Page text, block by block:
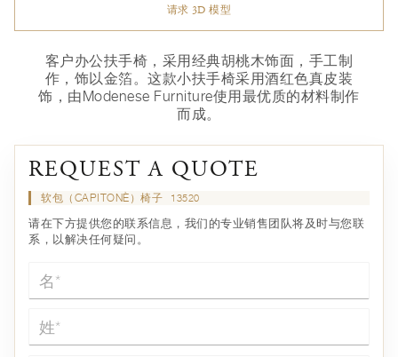
请求 3D 模型
客户办公扶手椅，采用经典胡桃木饰面，手工制
作，饰以金箔。这款小扶手椅采用酒红色真皮装
饰，由Modenese Furniture使用最优质的材料制作
而成。
REQUEST A QUOTE
软包（CAPITONÈ）椅子 13520
请在下方提供您的联系信息，我们的专业销售团队将及时与您联
系，以解决任何疑问。
名*
姓*